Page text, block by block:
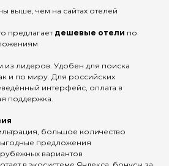
выше, чем на сайтах отелей
предлагаетдешевые отели по
из лидеров. Удобен для поиска
и по миру. Для российских
интерфейс, оплата в
поддержка.
большое количество
предложения
вариантов